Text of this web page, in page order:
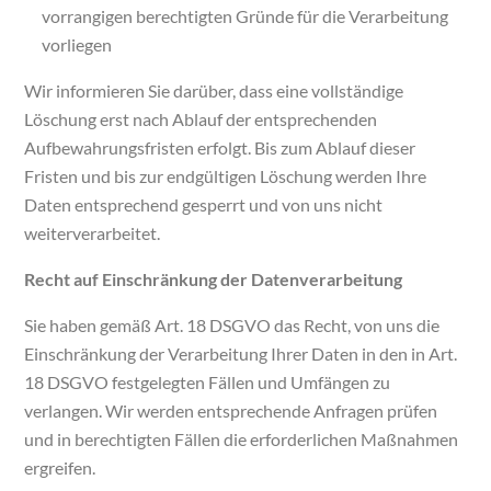
vorrangigen berechtigten Gründe für die Verarbeitung
vorliegen
Wir informieren Sie darüber, dass eine vollständige
Löschung erst nach Ablauf der entsprechenden
Aufbewahrungsfristen erfolgt. Bis zum Ablauf dieser
Fristen und bis zur endgültigen Löschung werden Ihre
Daten entsprechend gesperrt und von uns nicht
weiterverarbeitet.
Recht auf Einschränkung der Datenverarbeitung
Sie haben gemäß Art. 18 DSGVO das Recht, von uns die
Einschränkung der Verarbeitung Ihrer Daten in den in Art.
18 DSGVO festgelegten Fällen und Umfängen zu
verlangen. Wir werden entsprechende Anfragen prüfen
und in berechtigten Fällen die erforderlichen Maßnahmen
ergreifen.